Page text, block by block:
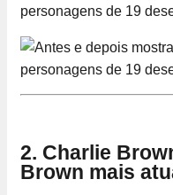
2. Charlie
Brown mais